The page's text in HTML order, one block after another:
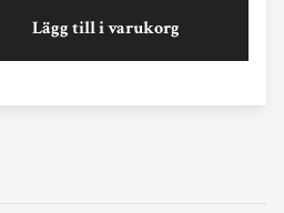
Lägg till i varukorg